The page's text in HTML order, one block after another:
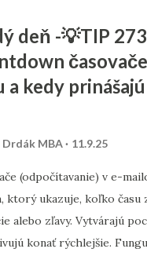
celého Slovenska alebo
slov – zistite, čo
výrazov typu
Staré Mesto“ alebo
➡️ Viac sa tejto
kľúčové slová pre
viete spraviť priamo na
prvko...
deň -💡TIP
a kedy
MBA 11.9.25
(odpočítavanie) v e-
ktorý ukazuje, koľko času
alebo zľavy. Vytvárajú
konať rýchlejšie.